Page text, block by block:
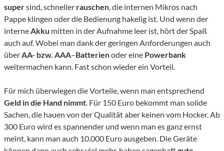
supersind, schneller rauschen , die internen Mikros nach
Pappe klingen oder die Bedienung hakelig ist. Und wenn der
interne Akku mitten in der Aufnahme leer ist, hört der Spaß
auch auf. Wobei man dank der geringen Anforderungen auch
über AA- bzw. AAA–Batterienoder eine Powerbank
weitermachen kann. Fast schon wieder ein Vorteil.
Für mich überwiegen die Vorteile, wenn man entsprechend
Geld in die Hand nimmt . Für 150 Euro bekommt man solide
Sachen, die hauen von der Qualität aber keinen vom Hocker. Ab
300 Euro wird es spannender und wenn man es ganz ernst
meint, kann man auch 10.000 Euro ausgeben. Die Geräte